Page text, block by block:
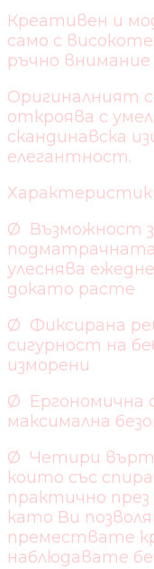
Креативен и
само с
ръчно
Оригиналният
откроява с
скандинавска
елегантност.
Ø Възможност
улеснява
докато расте
Ø Фиксирана
сигурност на
изморени
Ø Ергономична
максимална
Ø Четири
които със
практично
като Ви
премествате
наблюдавате